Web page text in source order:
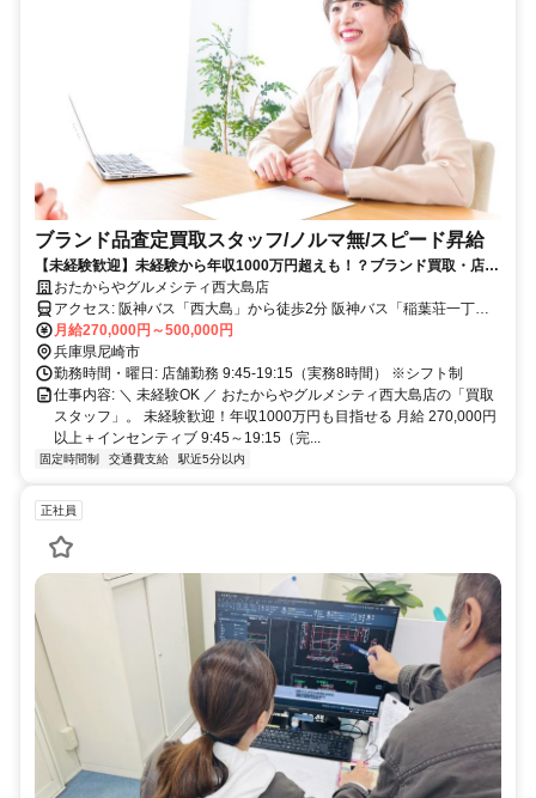
ブランド品査定買取スタッフ/ノルマ無/スピード昇給
【未経験歓迎】未経験から年収1000万円超えも！？ブランド買取・店長
候補｜完全週休2日・残業ほぼなし｜インセンティブ充実｜20代30代活
躍中
おたからやグルメシティ西大島店
アクセス: 阪神バス「西大島」から徒歩2分 阪神バス「稲葉荘一丁
目」から徒歩2分
月給270,000円～500,000円
兵庫県尼崎市
勤務時間・曜日: 店舗勤務 9:45-19:15（実務8時間） ※シフト制
仕事内容: ＼ 未経験OK ／ おたからやグルメシティ西大島店の「買取
スタッフ」。 未経験歓迎！年収1000万円も目指せる 月給 270,000円
以上＋インセンティブ 9:45～19:15（完...
固定時間制 交通費支給 駅近5分以内
正社員